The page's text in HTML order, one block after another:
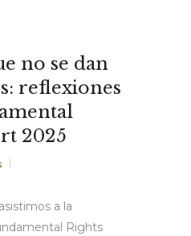
no se dan
reflexiones
2025
a la
Rights